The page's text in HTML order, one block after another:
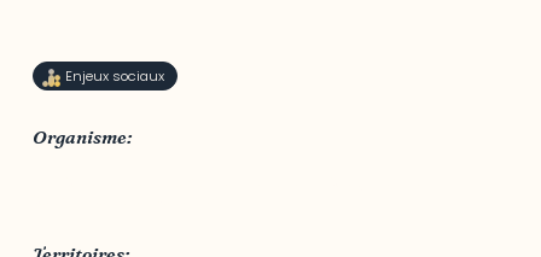
Enjeux sociaux
Organisme: